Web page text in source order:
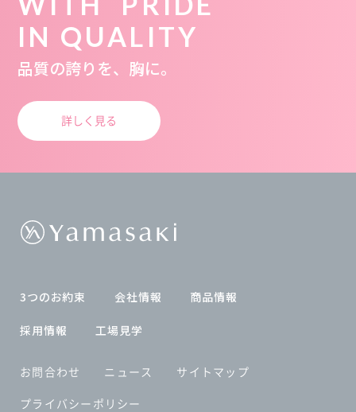
IN QUALITY
品質の誇りを、胸に。
詳しく見る
3つのお約束 会社情報 商品情報
採用情報 工場見学
お問合わせ ニュース
サイトマップ
プライバシーポリシー